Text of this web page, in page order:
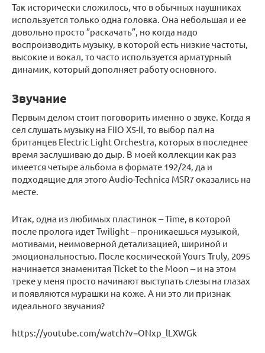
Так исторически сложилось, что в обычных наушниках
используется только одна головка. Она небольшая и ее
довольно просто ”раскачать”, но когда надо
воспроизводить музыку, в которой есть низкие частоты,
высокие и вокал, то часто используется арматурный
динамик, который дополняет работу основного.
Звучание
Первым делом стоит поговорить именно о звуке. Когда я
сел слушать музыку на FiiO X5-II, то выбор пал на
британцев Electric Light Orchestra, которых в последнее
время заслушиваю до дыр. В моей коллекции как раз
имеется четыре альбома в формате 192/24, да и
подходящие для этого Audio-Technica MSR7 оказались на
месте.
Итак, одна из любимых пластинок ‒ Time, в которой
после пролога идет Twilight ‒ проникаешься музыкой,
мотивами, неимоверной детализацией, шириной и
эмоциональностью. После космической Yours Truly, 2095
начинается знаменитая Ticket to the Moon ‒ и на этом
треке у меня просто начинают выступать слезы на глазах
и появляются мурашки на коже. А ни это ли признак
идеального звучания?
https://youtube.com/watch?v=ONxp_lLXWGk